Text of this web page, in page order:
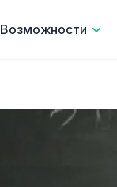
Возможности